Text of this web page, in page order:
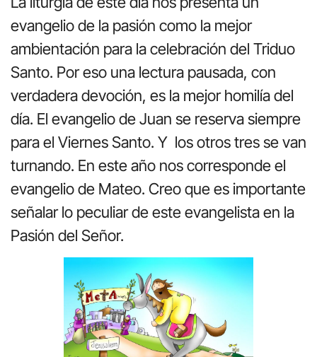
evangelio de la pasión como la mejor
ambientación para la celebración del Triduo
Santo. Por eso una lectura pausada, con
verdadera devoción, es la mejor homilía del
día. El evangelio de Juan se reserva siempre
para el Viernes Santo. Y los otros tres se van
turnando. En este año nos corresponde el
evangelio de Mateo. Creo que es importante
señalar lo peculiar de este evangelista en la
Pasión del Señor.